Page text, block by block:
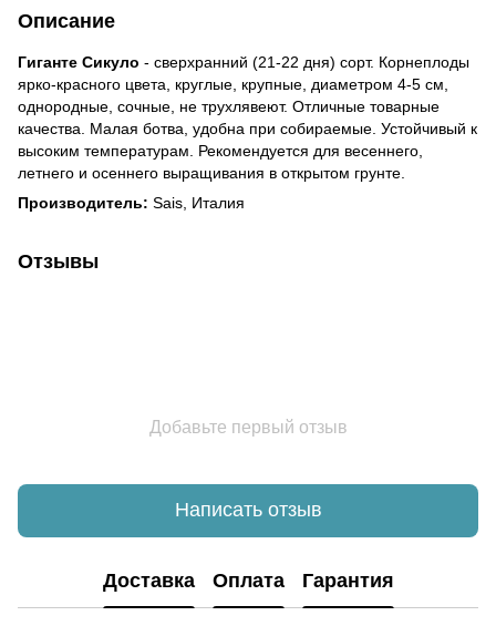
Описание
Гиганте Сикуло - сверхранний (21-22 дня) сорт. Корнеплоды
ярко-красного цвета, круглые, крупные, диаметром 4-5 см,
однородные, сочные, не трухлявеют. Отличные товарные
качества. Малая ботва, удобна при собираемые. Устойчивый к
высоким температурам. Рекомендуется для весеннего,
летнего и осеннего выращивания в открытом грунте.
Производитель: Sais, Италия
Отзывы
Добавьте первый отзыв
Написать отзыв
Доставка Оплата Гарантия